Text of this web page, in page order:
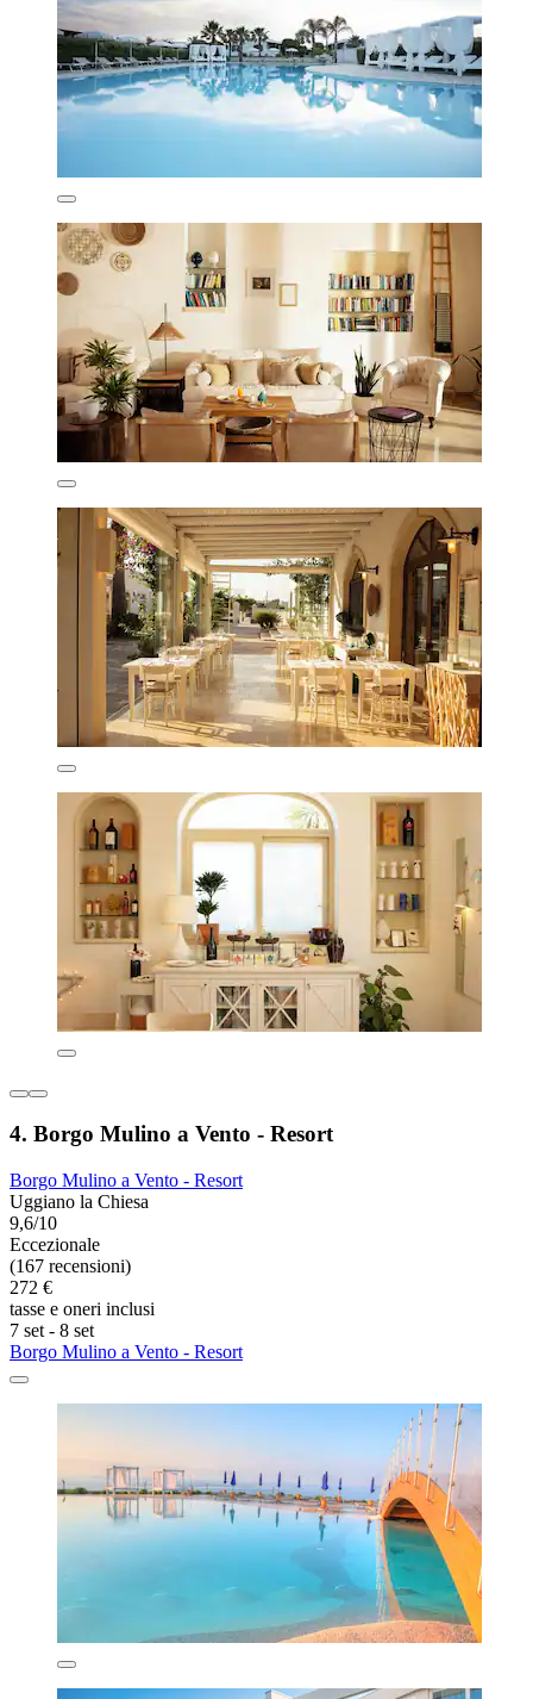
4. Borgo Mulino a Vento - Resort
Borgo Mulino a Vento - Resort
Uggiano la Chiesa
9,6/10
Eccezionale
(167 recensioni)
272 €
tasse e oneri inclusi
7 set - 8 set
Borgo Mulino a Vento - Resort